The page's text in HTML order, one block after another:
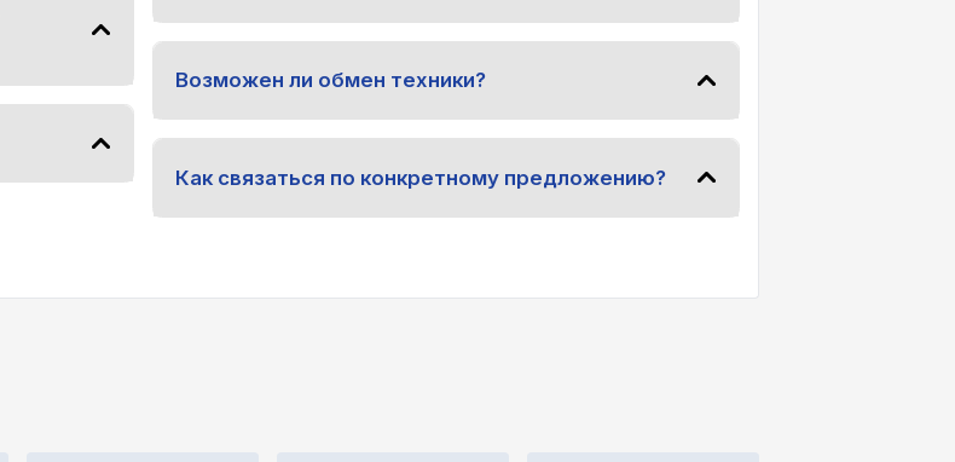
Возможен ли обмен техники?
Как связаться по конкретному предложению?